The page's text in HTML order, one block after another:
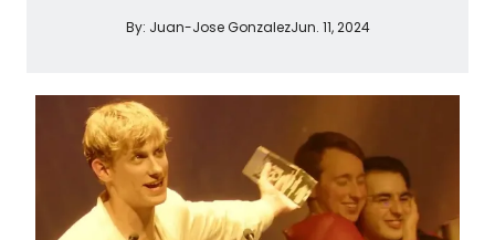
By: Juan-Jose GonzalezJun. 11, 2024